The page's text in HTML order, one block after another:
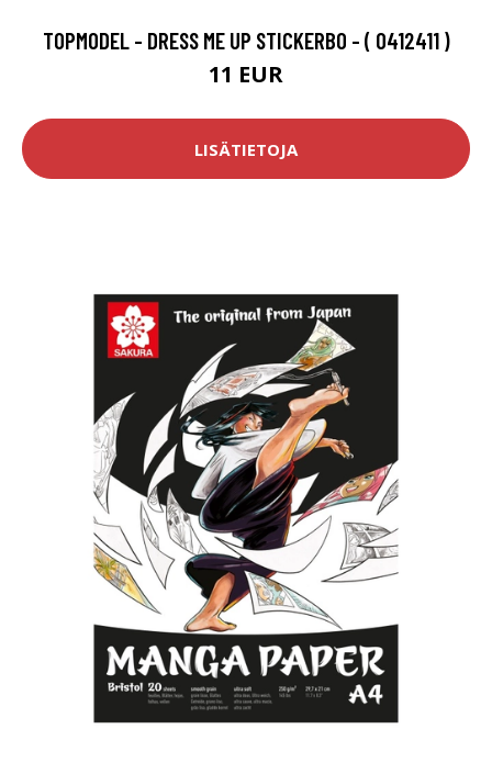
TOPMODEL - DRESS ME UP STICKERBO - ( 0412411 )
11 EUR
LISÄTIETOJA